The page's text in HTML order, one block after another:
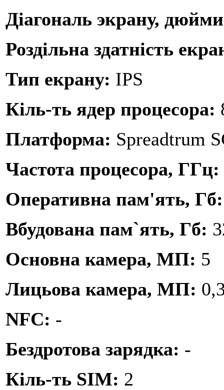
Діагональ экрану,
Роздільна здатність
Тип екрану: IPS
Кіль-ть ядер процесора:
Платформа: Spreadtrum
Частота процесора, ГГц:
Оперативна пам'ять,
Вбудована пам`ять, Гб:
Основна камера, МП: 5
Лицьова камера, МП:
NFC: -
Бездротова зарядка: -
Кіль-ть SIM: 2